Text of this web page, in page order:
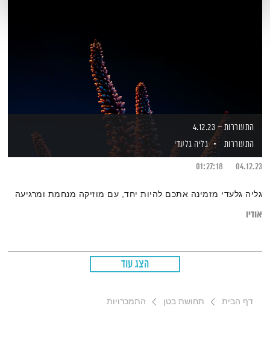
התעוררות – 4.12.23
התעוררות
גליה גלעדי
04.12.23
01:27:18
גליה גלעדי מזמינה אתכם להיות יחד, עם מוזיקה מנחמת ומרגיעה
אודיו
הצג עוד
דף הבית תחושת בטן התמכרויות